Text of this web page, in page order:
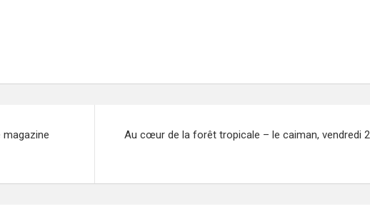
magazine
Au cœur de la forêt tropicale – le caiman, vendredi